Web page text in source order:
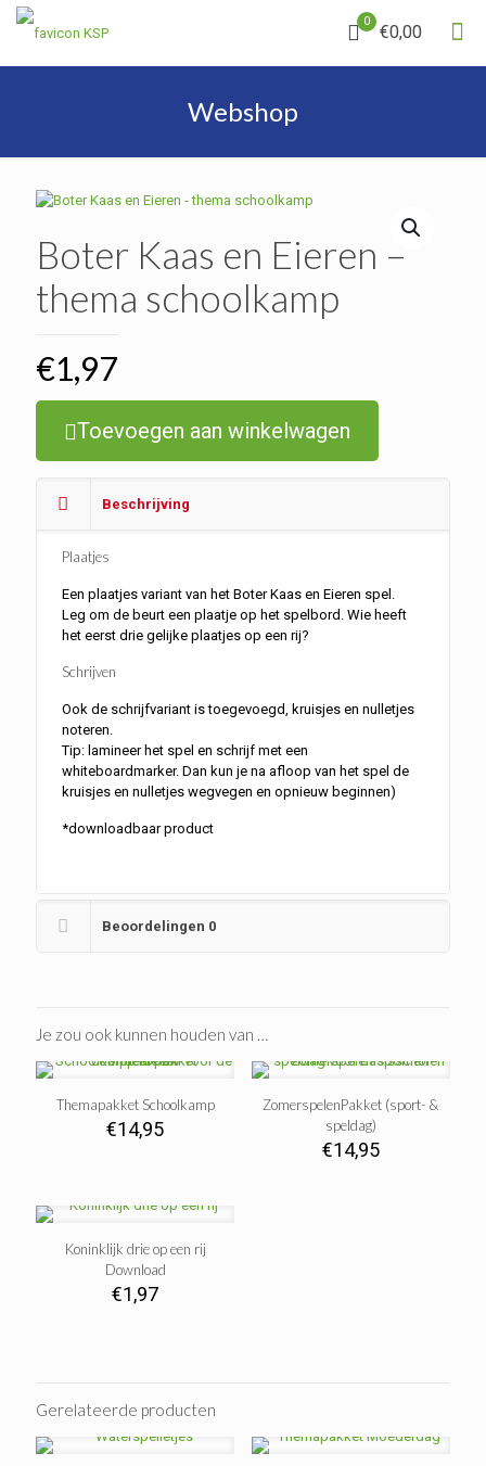
0
€0,00
Webshop
Boter Kaas en Eieren –
thema schoolkamp
€1,97
Toevoegen aan winkelwagen
Beschrijving
Plaatjes
Een plaatjes variant van het Boter Kaas en Eieren spel.
Leg om de beurt een plaatje op het spelbord. Wie heeft
het eerst drie gelijke plaatjes op een rij?
Schrijven
Ook de schrijfvariant is toegevoegd, kruisjes en nulletjes
noteren.
Tip: lamineer het spel en schrijf met een
whiteboardmarker. Dan kun je na afloop van het spel de
kruisjes en nulletjes wegvegen en opnieuw beginnen)
*downloadbaar product
Beoordelingen 0
Je zou ook kunnen houden van …
Themapakket Schoolkamp
€14,95
ZomerspelenPakket (sport- &
speldag)
€14,95
Koninklijk drie op een rij
Download
€1,97
Gerelateerde producten